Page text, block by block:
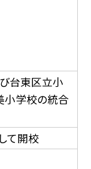
台東区立小
小学校の統合
て開校